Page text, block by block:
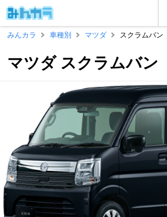
みんカラ
車種別 マツダ スクラムバン
マツダ スクラムバン